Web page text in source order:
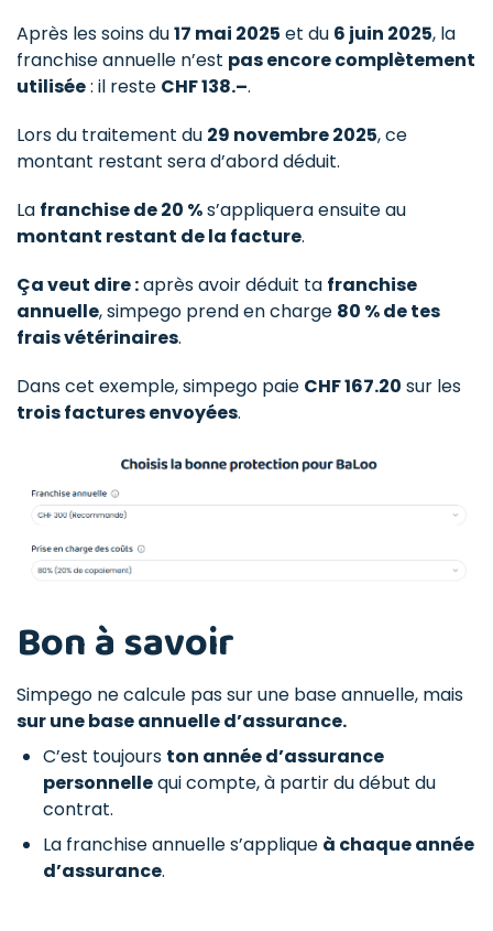
Après les soins du17 mai 2025 et du 6 juin 2025, la
franchise annuelle n’est pas encore complètement
utilisée: il reste CHF 138.–.
Lors du traitement du 29 novembre 2025, ce
montant restant sera d’abord déduit.
La franchise de 20 %s’appliquera ensuite au
montant restant de la facture.
Ça veut dire :après avoir déduit ta franchise
annuelle, simpego prend en charge 80 % de tes
frais vétérinaires.
Dans cet exemple, simpego paie CHF 167.20 sur les
trois factures envoyées.
Bon à savoir
Simpego ne calcule pas sur une base annuelle, mais
sur une base annuelle d’assurance.
C’est toujours ton année d’assurance
personnellequi compte, à partir du début du
contrat.
La franchise annuelle s’applique à chaque année
d’assurance.